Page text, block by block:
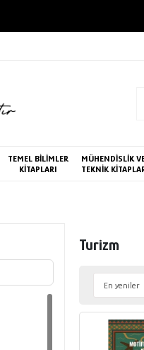
TEMEL BİLİMLER
KİTAPLARI
MÜHENDİSLİK
TEKNİK
Turizm